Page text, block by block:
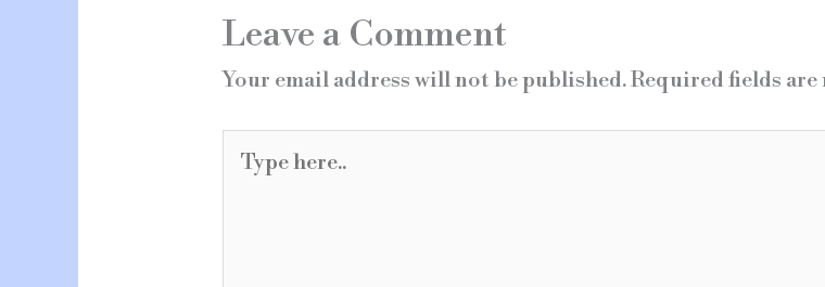
Leave a Comment
Your email address will not be published.Required fields are
here..